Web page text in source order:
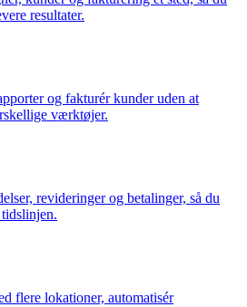
resultater.
og fakturér kunder uden at
værktøjer.
revideringer og betalinger, så du
flere lokationer, automatisér